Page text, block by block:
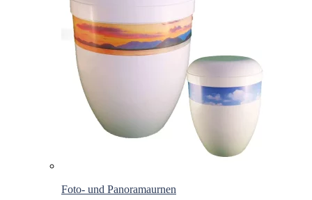
Foto- und Panoramaurnen